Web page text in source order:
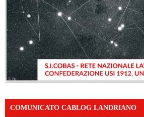
COMUNICATO CABLOG LANDRIANO